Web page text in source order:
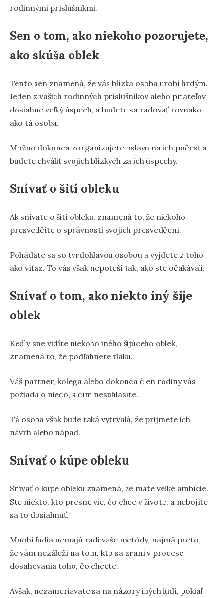
rodinnými príslušníkmi.
Sen o tom, ako niekoho pozorujete,
ako skúša oblek
Tento sen znamená, že vás blízka osoba urobí hrdým.
Jeden z vašich rodinných príslušníkov alebo priateľov
dosiahne veľký úspech, a budete sa radovať rovnako
ako tá osoba.
Možno dokonca zorganizujete oslavu na ich počesť a
budete chváliť svojich blízkych za ich úspechy.
Snívať o šití obleku
Ak snívate o šití obleku, znamená to, že niekoho
presvedčíte o správnosti svojich presvedčení.
Pohádate sa so tvrdohlavou osobou a vyjdete z toho
ako víťaz. To vás však nepoteší tak, ako ste očakávali.
Snívať o tom, ako niekto iný šije
oblek
Keď v sne vidíte niekoho iného šijúceho oblek,
znamená to, že podľahnete tlaku.
Váš partner, kolega alebo dokonca člen rodiny vás
požiada o niečo, s čím nesúhlasíte.
Tá osoba však bude taká vytrvalá, že prijmete ich
návrh alebo nápad.
Snívať o kúpe obleku
Snívať o kúpe obleku znamená, že máte veľké ambície.
Ste niekto, kto presne vie, čo chce v živote, a nebojíte
sa to dosiahnuť.
Mnohí ľudia nemajú radi vaše metódy, najmä preto,
že vám nezáleží na tom, kto sa zraní v procese
dosahovania toho, čo chcete.
Avšak, nezameriavate sa na názory iných ľudí, pokiaľ